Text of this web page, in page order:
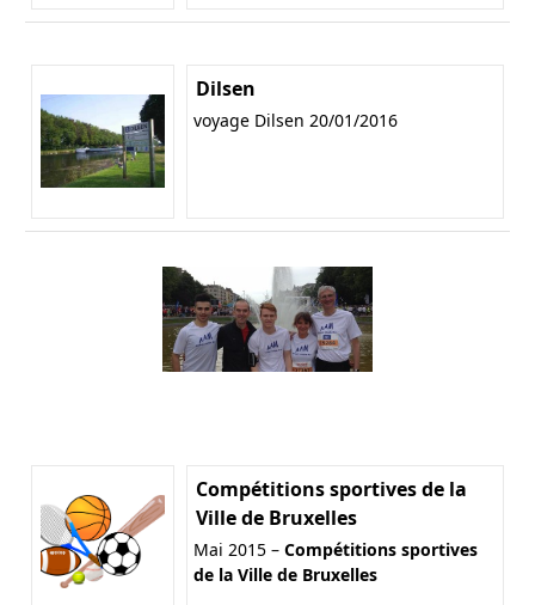
Dilsen
voyage Dilsen 20/01/2016
Compétitions sportives de la
Ville de Bruxelles
Mai 2015 – Compétitions sportives
de la Ville de Bruxelles